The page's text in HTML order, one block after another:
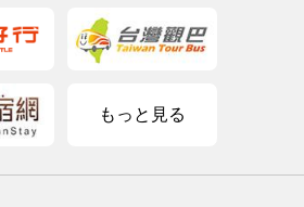
もっと見る